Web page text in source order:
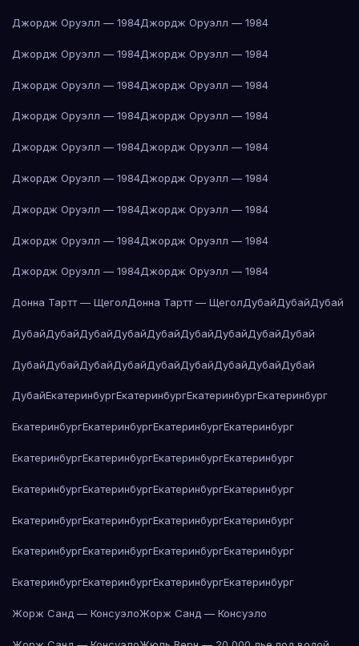
Джордж Оруэлл — 1984Джордж Оруэлл — 1984
Джордж Оруэлл — 1984Джордж Оруэлл — 1984
Джордж Оруэлл — 1984Джордж Оруэлл — 1984
Джордж Оруэлл — 1984Джордж Оруэлл — 1984
Джордж Оруэлл — 1984Джордж Оруэлл — 1984
Джордж Оруэлл — 1984Джордж Оруэлл — 1984
Джордж Оруэлл — 1984Джордж Оруэлл — 1984
Джордж Оруэлл — 1984Джордж Оруэлл — 1984
Джордж Оруэлл — 1984Джордж Оруэлл — 1984
Донна Тартт — ЩеголДонна Тартт — ЩеголДубайДубайДубай
ДубайДубайДубайДубайДубайДубайДубайДубайДубай
ДубайДубайДубайДубайДубайДубайДубайДубайДубай
ДубайЕкатеринбургЕкатеринбургЕкатеринбургЕкатеринбург
ЕкатеринбургЕкатеринбургЕкатеринбургЕкатеринбург
ЕкатеринбургЕкатеринбургЕкатеринбургЕкатеринбург
ЕкатеринбургЕкатеринбургЕкатеринбургЕкатеринбург
ЕкатеринбургЕкатеринбургЕкатеринбургЕкатеринбург
ЕкатеринбургЕкатеринбургЕкатеринбургЕкатеринбург
ЕкатеринбургЕкатеринбургЕкатеринбургЕкатеринбург
Жорж Санд — КонсуэлоЖорж Санд — Консуэло